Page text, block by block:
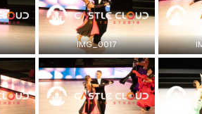
IMG_0017